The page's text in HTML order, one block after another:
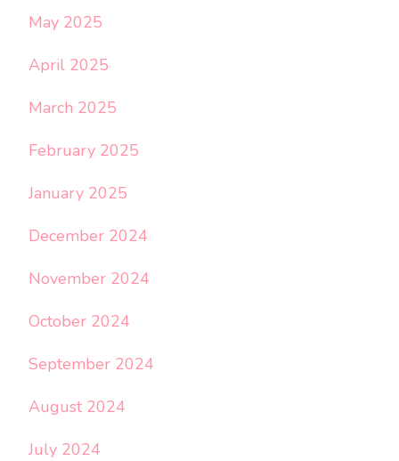
May 2025
April 2025
March 2025
February 2025
January 2025
December 2024
November 2024
October 2024
September 2024
August 2024
July 2024